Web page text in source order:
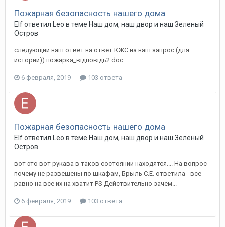
Пожарная безопасность нашего дома
Elf ответил Leo в теме Наш дом, наш двор и наш Зеленый
Остров
следующий наш ответ на ответ КЖС на наш запрос (для
истории)) пожарка_відповідь2.doc
6 февраля, 2019 103 ответа
Пожарная безопасность нашего дома
Elf ответил Leo в теме Наш дом, наш двор и наш Зеленый
Остров
вот это вот рукава в таков состоянии находятся.... На вопрос
почему не развешены по шкафам, Брыль С.Е. ответила - все
равно на все их на хватит PS Действительно зачем...
6 февраля, 2019 103 ответа